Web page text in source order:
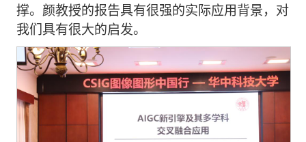
撑。颜教授的报告具有很强的实际应用背景，对
我们具有很大的启发。